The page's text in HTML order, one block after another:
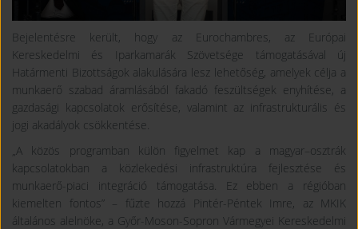
Bejelentésre került, hogy az Eurochambres, az Európai
Kereskedelmi és Iparkamarák Szövetsége támogatásával új
Határmenti Bizottságok alakulására lesz lehetőség, amelyek célja a
munkaerő szabad áramlásából fakadó feszültségek enyhítése, a
gazdasági kapcsolatok erősítése, valamint az infrastrukturális és
jogi akadályok csökkentése.
„A közös programban külön figyelmet kap a magyar–osztrák
kapcsolatokban a közlekedési infrastruktúra fejlesztése és
munkaerő-piaci integráció támogatása. Ez ebben a régióban
kiemelten fontos” – fűzte hozzá Pintér-Péntek Imre, az MKIK
általános alelnöke, a Győr-Moson-Sopron Vármegyei Kereskedelmi